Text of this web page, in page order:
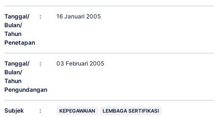
Tanggal/
Bulan/
Tahun
Penetapan
: 16 Januari 2005
Tanggal/
Bulan/
Tahun
Pengundangan
: 03 Februari 2005
Subjek : KEPEGAWAIAN LEMBAGA SERTIFIKASI